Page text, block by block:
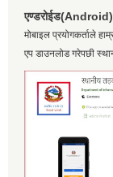
एण्डरोईड(Android)
मोबाइल प्रयोगकर्ताले
एप डाउनलोड गरेपछी